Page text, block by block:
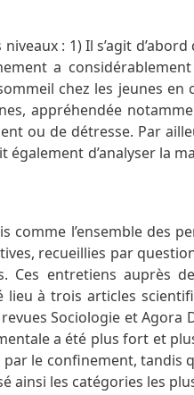
: 1) Il s’agit
a
chez les jeunes
appréhendée
ou de détresse. Par
également d’analyser la
l’ensemble des
recueillies par
Ces entretiens auprès
à trois articles
Sociologie et Agora
a été plus fort et
le confinement, tandis
ainsi les catégories les